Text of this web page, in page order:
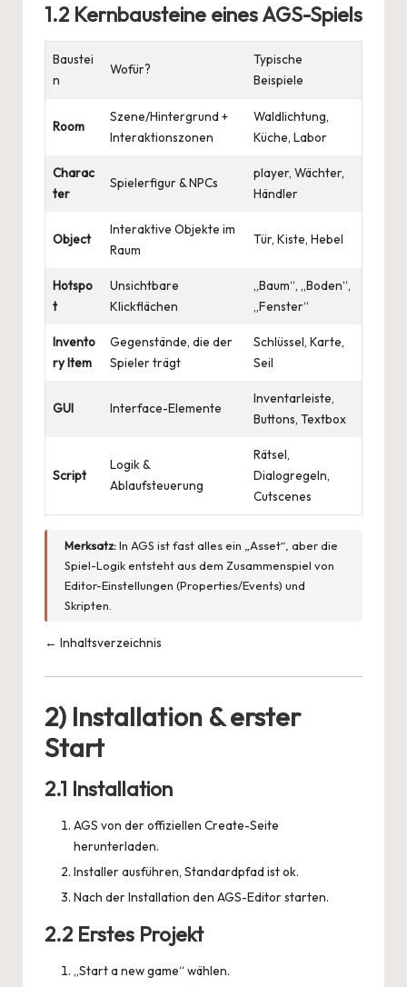
1.2 Kernbausteine eines AGS-Spiels
Baustei
n
Wofür?
Typische
Beispiele
Room
Szene/Hintergrund +
Interaktionszonen
Waldlichtung,
Küche, Labor
Charac
ter
Spielerfigur & NPCs
player, Wächter,
Händler
Object
Interaktive Objekte im
Raum
Tür, Kiste, Hebel
Hotspo
t
Unsichtbare
Klickflächen
„Baum“, „Boden“,
„Fenster“
Invento
ry Item
Gegenstände, die der
Spieler trägt
Schlüssel, Karte,
Seil
GUI Interface-Elemente
Inventarleiste,
Buttons, Textbox
Script
Logik &
Ablaufsteuerung
Rätsel,
Dialogregeln,
Cutscenes
Merksatz:In AGS ist fast alles ein „Asset“, aber die
Spiel-Logik entsteht aus dem Zusammenspiel von
Editor-Einstellungen (Properties/Events) und
Skripten.
← Inhaltsverzeichnis
2) Installation & erster
Start
2.1 Installation
AGS von der offiziellen Create-Seite
herunterladen.
Installer ausführen, Standardpfad ist ok.
Nach der Installation den AGS-Editor starten.
2.2 Erstes Projekt
„Start a new game“ wählen.